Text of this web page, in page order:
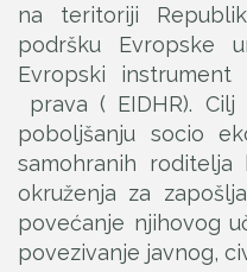
na teritoriji
podršku Evropske
Evropski
prava ( EIDHR).
poboljšanju socio
samohranih roditelja
okruženja za
povećanje njihovog
povezivanje javnog,